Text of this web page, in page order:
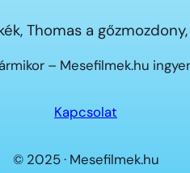
Thomas a
– Mesefilmek.hu
Kapcsolat
© 2025 · Mesefilmek.hu